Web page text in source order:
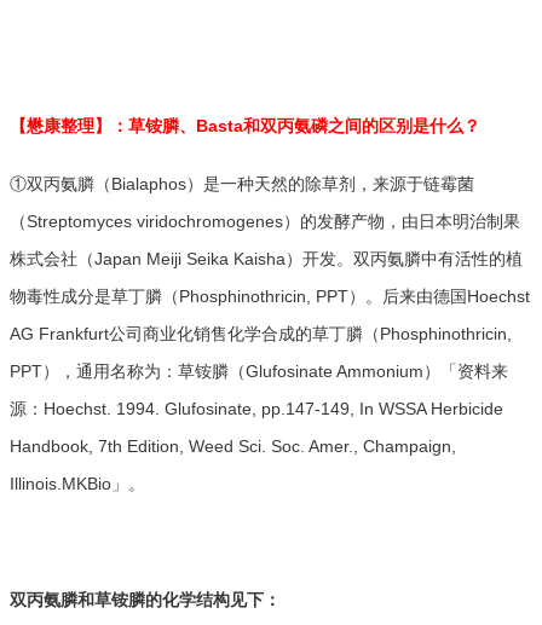
【懋康整理】：草铵膦、Basta和双丙氨磷之间的区别是什么？
①双丙氨膦（Bialaphos）是一种天然的除草剂，来源于链霉菌
（Streptomyces viridochromogenes）的发酵产物，由日本明治制果
株式会社（Japan Meiji Seika Kaisha）开发。双丙氨膦中有活性的植
物毒性成分是草丁膦（Phosphinothricin, PPT）。后来由德国Hoechst
AG Frankfurt公司商业化销售化学合成的草丁膦（Phosphinothricin,
PPT），通用名称为：草铵膦（Glufosinate Ammonium）「资料来
源：Hoechst. 1994. Glufosinate, pp.147-149, In WSSA Herbicide
Handbook, 7th Edition, Weed Sci. Soc. Amer., Champaign,
Illinois.MKBio」。
双丙氨膦和草铵膦的化学结构见下：